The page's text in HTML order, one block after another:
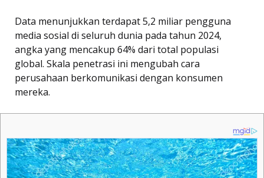
Data menunjukkan terdapat 5,2 miliar pengguna
media sosial di seluruh dunia pada tahun 2024,
angka yang mencakup 64% dari total populasi
global. Skala penetrasi ini mengubah cara
perusahaan berkomunikasi dengan konsumen
mereka.